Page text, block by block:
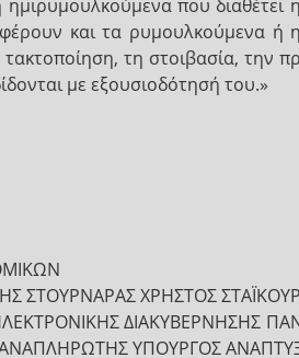
που διαθέτει
και τα ρυμουλκούμενα ή
τακτοποίηση, τη στοιβασία,
με εξουσιοδότησή του.»
ΧΡΗΣΤΟΣ
ΔΙΑΚΥΒΕΡΝΗΣΗΣ
ΥΠΟΥΡΓΟΣ